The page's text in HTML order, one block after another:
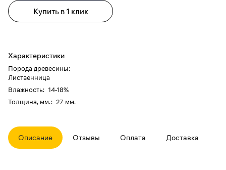
Купить в 1 клик
Характеристики
Порода древесины:
Лиственница
Влажность: 14-18%
Толщина, мм.: 27 мм.
Описание Отзывы Оплата Доставка